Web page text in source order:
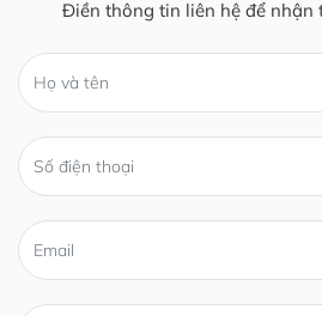
Điền thông tin liên hệ để nhận